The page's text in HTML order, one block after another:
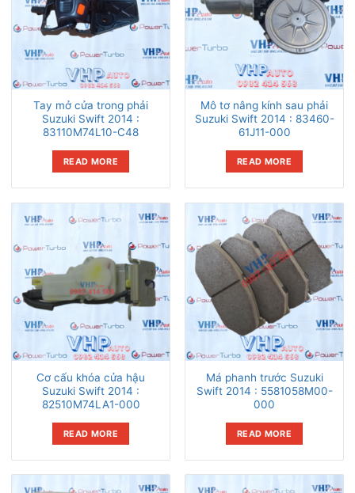
Tay mở cửa trong phải
Suzuki Swift 2014 :
83110M74L10-C48
READ MORE
Mô tơ nâng kính sau phải
Suzuki Swift 2014 : 83460-
61J11-000
READ MORE
Cơ cấu khóa cửa hậu
Suzuki Swift 2014 :
82510M74LA1-000
READ MORE
Má phanh trước Suzuki
Swift 2014 : 5581058M00-
000
READ MORE